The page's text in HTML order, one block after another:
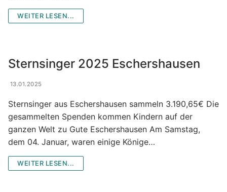
WEITER LESEN...
Sternsinger 2025 Eschershausen
13.01.2025
Sternsinger aus Eschershausen sammeln 3.190,65€ Die
gesammelten Spenden kommen Kindern auf der
ganzen Welt zu Gute Eschershausen Am Samstag,
dem 04. Januar, waren einige Könige…
WEITER LESEN...